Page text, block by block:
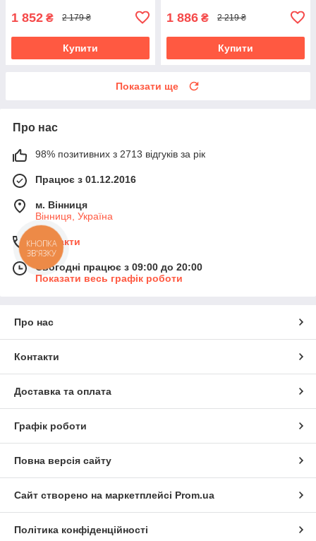
1 852 ₴ 2 179 ₴
Купити
1 886 ₴ 2 219 ₴
Купити
Показати ще
Про нас
98% позитивних з 2713 відгуків за рік
Працює з 01.12.2016
м. Вінниця
Вінниця, Україна
Контакти
Сьогодні працює з 09:00 до 20:00
Показати весь графік роботи
Про нас
Контакти
Доставка та оплата
Графік роботи
Повна версія сайту
Сайт створено на маркетплейсі Prom.ua
Політика конфіденційності
КНОПКА
ЗВ'ЯЗКУ